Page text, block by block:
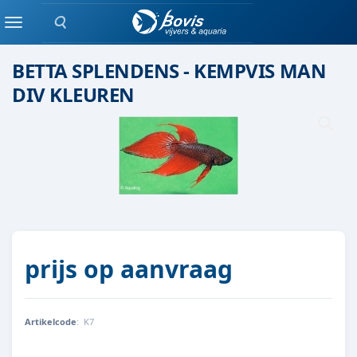
Zoeken
MenuEenlingen / Paren vis
BETTA SPLENDENS - KEMPVIS MAN
DIV KLEUREN
prijs op aanvraag
Artikelcode: K7